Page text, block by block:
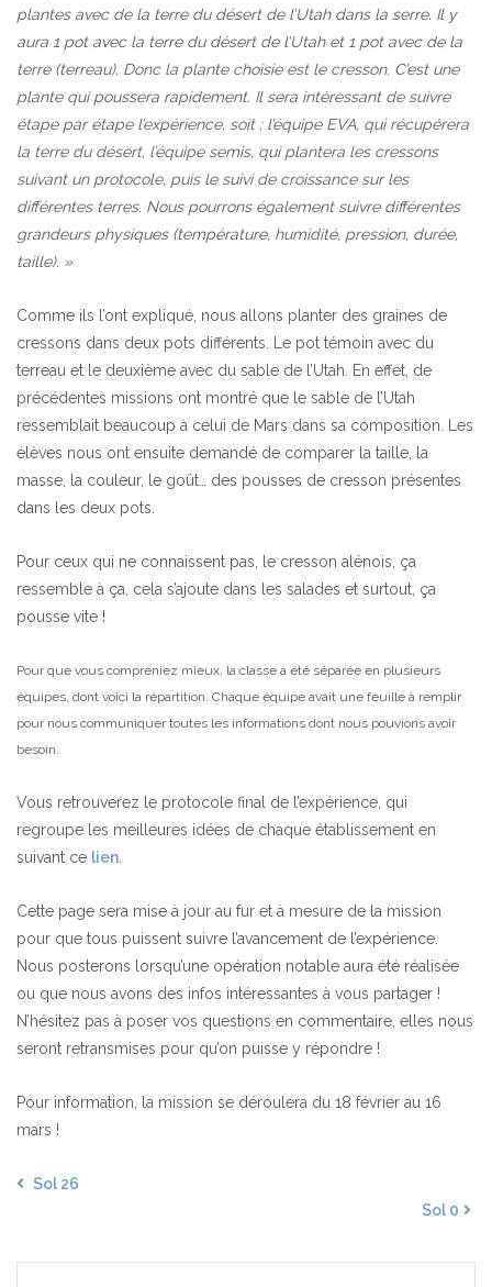
plantes avec de la terre du désert de l’Utah dans la serre. Il y
aura 1 pot avec la terre du désert de l’Utah et 1 pot avec de la
terre (terreau). Donc la plante choisie est le cresson. C’est une
plante qui poussera rapidement. Il sera intéressant de suivre
étape par étape l’expérience, soit : l’équipe EVA, qui récupérera
la terre du désert, l’équipe semis, qui plantera les cressons
suivant un protocole, puis le suivi de croissance sur les
différentes terres. Nous pourrons également suivre différentes
grandeurs physiques (température, humidité, pression, durée,
taille). »
Comme ils l’ont expliqué, nous allons planter des graines de
cressons dans deux pots différents. Le pot témoin avec du
terreau et le deuxième avec du sable de l’Utah. En effet, de
précédentes missions ont montré que le sable de l’Utah
ressemblait beaucoup à celui de Mars dans sa composition. Les
élèves nous ont ensuite demandé de comparer la taille, la
masse, la couleur, le goût… des pousses de cresson présentes
dans les deux pots.
Pour ceux qui ne connaissent pas, le cresson alénois, ça
ressemble à ça, cela s’ajoute dans les salades et surtout, ça
pousse vite !
Pour que vous compreniez mieux, la classe a été séparée en plusieurs
équipes, dont voici la répartition. Chaque équipe avait une feuille à remplir
pour nous communiquer toutes les informations dont nous pouvions avoir
besoin.
Vous retrouverez le protocole final de l’expérience, qui
regroupe les meilleures idées de chaque établissement en
suivant ce lien.
Cette page sera mise à jour au fur et à mesure de la mission
pour que tous puissent suivre l’avancement de l’expérience.
Nous posterons lorsqu’une opération notable aura été réalisée
ou que nous avons des infos intéressantes à vous partager !
N’hésitez pas à poser vos questions en commentaire, elles nous
seront retransmises pour qu’on puisse y répondre !
Pour information, la mission se déroulera du 18 février au 16
mars !
Sol 26
Sol 0